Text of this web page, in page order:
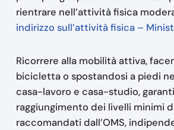
rientrare nell’attività fisica
indirizzo sull’attività fisica –
Ricorrere alla mobilità attiva,
bicicletta o spostandosi a piedi
casa-lavoro e casa-studio,
raggiungimento dei livelli minimi
raccomandati dall’OMS,